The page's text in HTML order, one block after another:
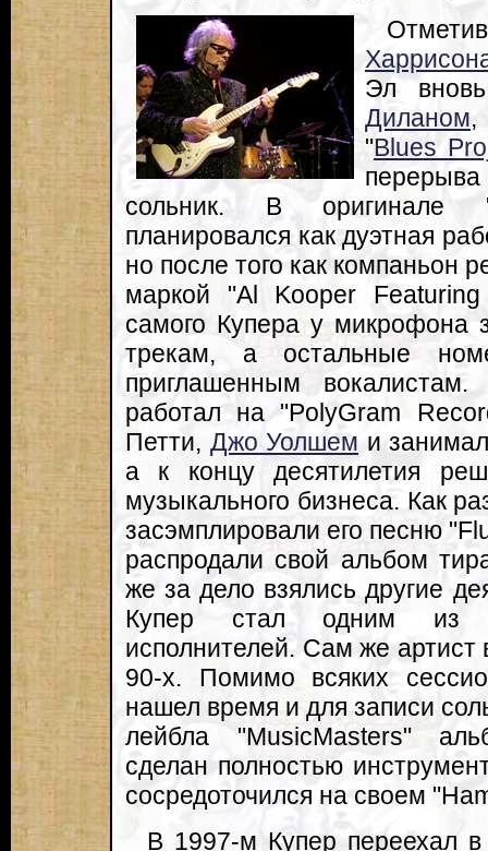
Эл
Диланом,
"Blues
сольник. В оригинале
планировался как дуэтная
но после того как компаньон
маркой "Al Kooper
самого Купера у микрофона
трекам, а остальные
приглашенным
работал на "PolyGram
Петти, Джо Уолшем и
а к концу десятилетия
музыкального бизнеса. Как
засэмплировали его песню
распродали свой альбом
же за дело взялись другие
Купер стал одним из
исполнителей. Сам же артист
90-х. Помимо всяких
нашел время и для записи
лейбла "MusicMasters"
сделан полностью
сосредоточился на своем
В 1997-м Купер переехал в